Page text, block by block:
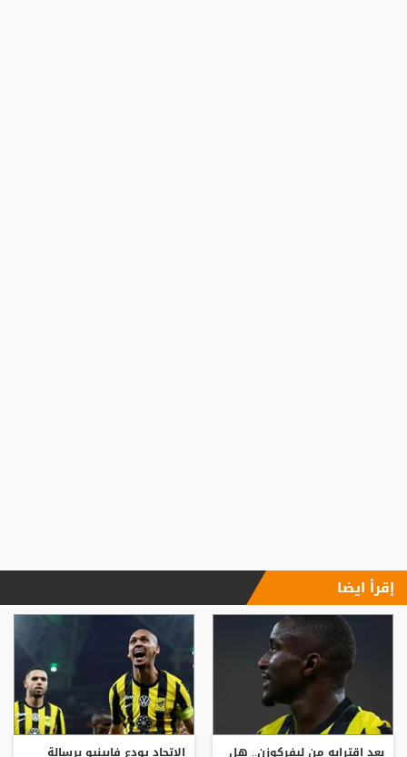
إقرأ ايضا
بعد اقترابه من ليفركوزن.. هل الاتحاد يودع فابينيو برسالة